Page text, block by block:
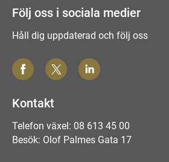
Följ oss i sociala medier
Håll dig uppdaterad och följ oss
Kontakt
Telefon växel: 08 613 45 00
Besök: Olof Palmes Gata 17